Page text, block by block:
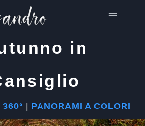
in
PANORAMI A COLORI